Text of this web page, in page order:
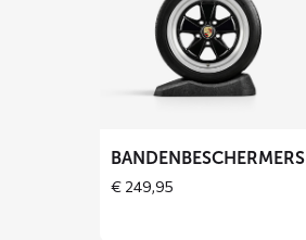
Bandenbeschermers
BANDENBESCHERMERS
€ 249,95